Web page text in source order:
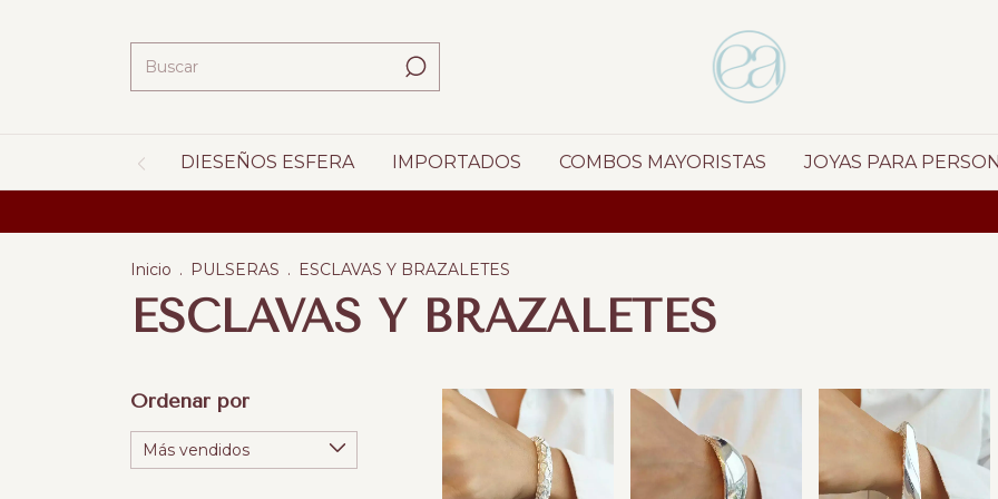
DIESEÑOS ESFERA IMPORTADOS COMBOS MAYORISTAS JOYAS PARA
Inicio . PULSERAS . ESCLAVAS Y BRAZALETES
ESCLAVAS Y BRAZALETES
Ordenar por